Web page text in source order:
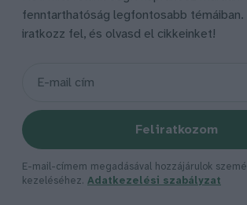
fenntarthatóság legfontosabb témáiban.
iratkozz fel, és olvasd el cikkeinket!
Feliratkozom
E-mail-címem megadásával hozzájárulok
kezeléséhez. Adatkezelési szabályzat